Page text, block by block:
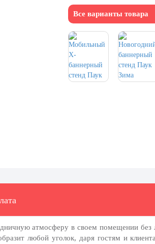
Все варианты товара
атмосферу в своем помещении
любой уголок, даря гостям и